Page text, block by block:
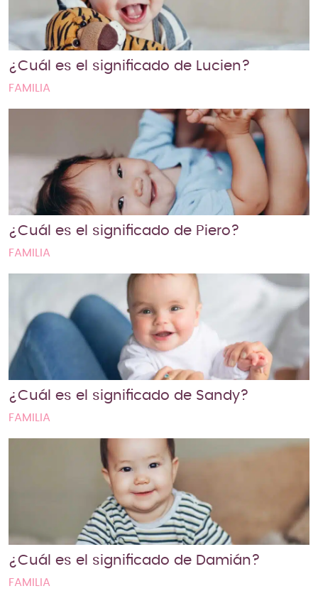
¿Cuál es el significado de Lucien?
FAMILIA
¿Cuál es el significado de Piero?
FAMILIA
¿Cuál es el significado de Sandy?
FAMILIA
¿Cuál es el significado de Damián?
FAMILIA